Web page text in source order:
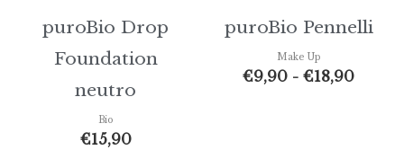
puroBio Drop
Foundation
neutro
Bio
€15,90
puroBio Pennelli
Make Up
€9,90 - €18,90